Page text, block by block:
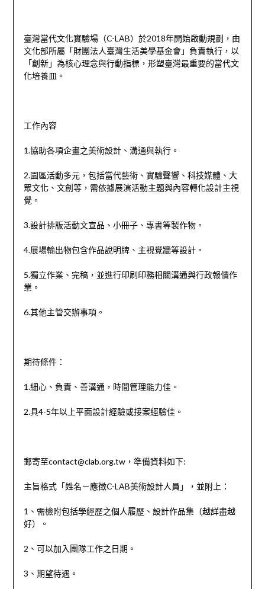
臺灣當代文化實驗場（C-LAB）於2018年開始啟動規劃，由
文化部所屬「財團法人臺灣生活美學基金會」負責執行，以
「創新」為核心理念與行動指標，形塑臺灣最重要的當代文
化培養皿。
工作內容
1.協助各項企畫之美術設計、溝通與執行。
2.園區活動多元，包括當代藝術、實驗聲響、科技媒體、大
眾文化、文創等，需依據展演活動主題與內容轉化設計主視
覺。
3.設計排版活動文宣品、小冊子、專書等製作物。
4.展場輸出物包含作品說明牌、主視覺牆等設計。
5.獨立作業、完稿，並進行印刷印務相關溝通與行政報價作
業。
6.其他主管交辦事項。
期待條件：
1.細心、負責、善溝通，時間管理能力佳。
2.具4-5年以上平面設計經驗或接案經驗佳。
郵寄至contact@clab.org.tw，準備資料如下:
主旨格式「姓名－應徵C-LAB美術設計人員」，並附上：
1、需檢附包括學經歷之個人履歷、設計作品集（越詳盡越
好）。
2、可以加入團隊工作之日期。
3、期望待遇。